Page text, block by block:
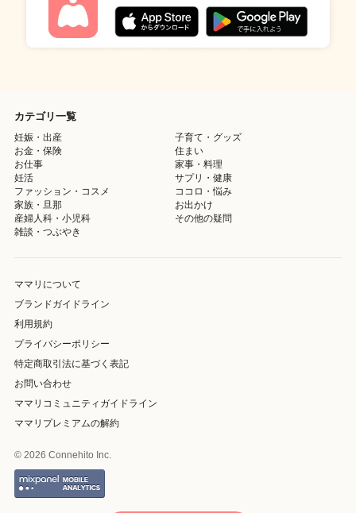
カテゴリ一覧
妊娠・出産
子育て・グッズ
お金・保険
住まい
お仕事
家事・料理
妊活
サプリ・健康
ファッション・コスメ
ココロ・悩み
家族・旦那
お出かけ
産婦人科・小児科
その他の疑問
雑談・つぶやき
ママリについて
ブランドガイドライン
利用規約
プライバシーポリシー
特定商取引法に基づく表記
お問い合わせ
ママリコミュニティガイドライン
ママリプレミアムの解約
© 2026 Connehito Inc.